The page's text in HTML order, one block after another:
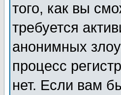
того, как вы
требуется
анонимных
процесс
нет. Если вам